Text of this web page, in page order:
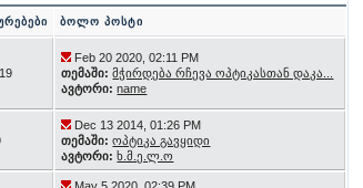
ბოლო პოსტი
Feb 20 2020, 02:11 PM
თემაში: მჭირდება რჩევა ოპტიკასთან დაკა...
ავტორი: name
Dec 13 2014, 01:26 PM
თემაში: ოპტიკა გავყიდი
ავტორი: ხ.მ.ე.ლ.ო